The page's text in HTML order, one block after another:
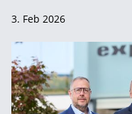
3. Feb 2026